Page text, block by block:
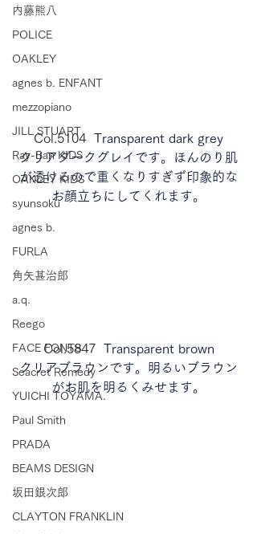
内藤熊八
POLICE
OAKLEY
agnes b. ENFANT
mezzopiano
JILL STUART
Ray-Ban KIDS
OAKLEY KIDS
syunsoku
agnes b.
FURLA
角矢甚治郎
a.q.
Reego
FACE FONTS
Seacret Remedy
YUICHI TOYAMA.
Paul Smith
PRADA
BEAMS DESIGN
坂田銀次郎
CLAYTON FRANKLIN
Col.5104 Transparent dark grey
クリアダークグレイです。ほんのり肌
が透けるので重くなりすぎず印象的な
お顔立ちにしてくれます。
Col.5847 Transparent brown
クリアブラウンです。明るいブラウン
がお肌を明るくみせます。